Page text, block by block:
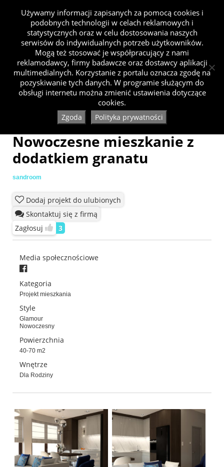
Nowoczesne mieszkanie z
dodatkiem granatu
sandroom
Dodaj projekt do ulubionych
Skontaktuj się z firmą
Zagłosuj
3
Media społecznościowe
Kategoria
Projekt mieszkania
Style
Glamour
Nowoczesny
Powierzchnia
40-70 m2
Wnętrze
Dla Rodziny
Używamy informacji zapisanych za pomocą cookies i
podobnych technologii w celach reklamowych i
statystycznych oraz w celu dostosowania naszych
serwisów do indywidualnych potrzeb użytkowników.
Mogą też stosować je współpracujący z nami
reklamodawcy, firmy badawcze oraz dostawcy aplikacji
multimedialnych. Korzystanie z portalu oznacza zgodę na
pozyskiwanie tych danych. W programie służącym do
obsługi internetu można zmienić ustawienia dotyczące
cookies.
Zgoda Polityka prywatności